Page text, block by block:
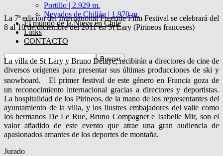
Portillo | 2.929 m.
Nevados de Chillán | 1.970 m.
El mundo de la Nieve en Chile
Links
CONTACTO
La 7ª edición del International Freeride Film Festival se celebrará del
8 al 10 de diciembre del 2011 en St Lary (Pirineos franceses)
La villa de St Lary y Bruno Delaye, recibirán a directores de cine de
diversos orígenes para presentar sus últimas producciones de ski y
snowboard. El primer festival de este género en Francia goza de
un reconocimiento internacional gracias a directores y deportistas.
La hospitalidad de los Pirineos, de la mano de los representantes del
ayuntamiento de la villa, y los ilustres embajadores del valle como
los hermanos De Le Rue, Bruno Compagnet e Isabelle Mir, son el
valor añadido de este evento que atrae una gran audiencia de
apasionados amantes de los deportes de montaña.
Jurado